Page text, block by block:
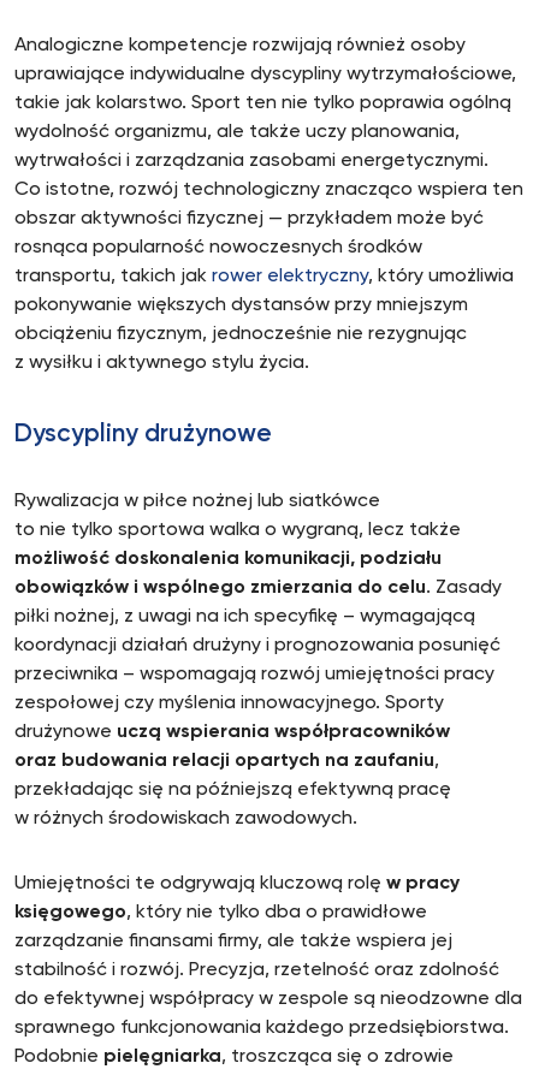
Analogiczne kompetencje rozwijają również osoby
uprawiające indywidualne dyscypliny wytrzymałościowe,
takie jak kolarstwo. Sport ten nie tylko poprawia ogólną
wydolność organizmu, ale także uczy planowania,
wytrwałości i zarządzania zasobami energetycznymi.
Co istotne, rozwój technologiczny znacząco wspiera ten
obszar aktywności fizycznej — przykładem może być
rosnąca popularność nowoczesnych środków
transportu, takich jak rower elektryczny, który umożliwia
pokonywanie większych dystansów przy mniejszym
obciążeniu fizycznym, jednocześnie nie rezygnując
z wysiłku i aktywnego stylu życia.
Dyscypliny drużynowe
Rywalizacja w piłce nożnej lub siatkówce
to nie tylko sportowa walka o wygraną, lecz także
możliwość doskonalenia komunikacji, podziału
obowiązków i wspólnego zmierzania do celu. Zasady
piłki nożnej, z uwagi na ich specyfikę – wymagającą
koordynacji działań drużyny i prognozowania posunięć
przeciwnika – wspomagają rozwój umiejętności pracy
zespołowej czy myślenia innowacyjnego. Sporty
drużynowe uczą wspierania współpracowników
oraz budowania relacji opartych na zaufaniu,
przekładając się na późniejszą efektywną pracę
w różnych środowiskach zawodowych.
Umiejętności te odgrywają kluczową rolę w pracy
księgowego, który nie tylko dba o prawidłowe
zarządzanie finansami firmy, ale także wspiera jej
stabilność i rozwój. Precyzja, rzetelność oraz zdolność
do efektywnej współpracy w zespole są nieodzowne dla
sprawnego funkcjonowania każdego przedsiębiorstwa.
Podobnie pielęgniarka, troszcząca się o zdrowie